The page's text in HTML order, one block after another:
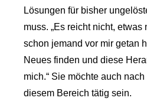
Lösungen für bisher
muss. „Es reicht nicht,
schon jemand vor mir getan
Neues finden und diese
mich.“ Sie möchte auch
diesem Bereich tätig sein.